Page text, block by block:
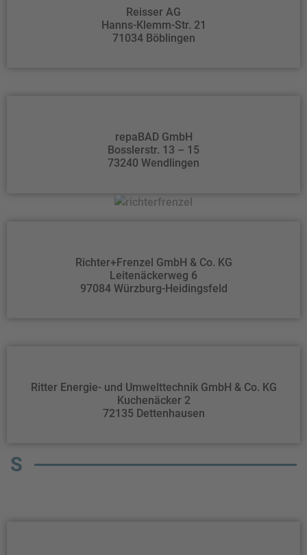
Reisser AG
Hanns-Klemm-Str. 21
71034 Böblingen
repaBAD GmbH
Bosslerstr. 13 – 15
73240 Wendlingen
Richter+Frenzel GmbH & Co. KG
Leitenäckerweg 6
97084 Würzburg-Heidingsfeld
Ritter Energie- und Umwelttechnik GmbH & Co. KG
Kuchenäcker 2
72135 Dettenhausen
S